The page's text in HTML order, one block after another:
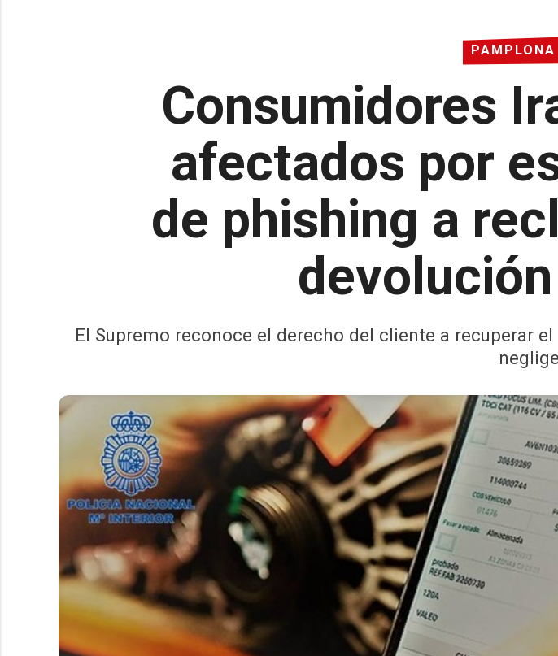
Consumidores
afectados por
de phishing a
El Supremo reconoce el derecho del cliente a recuperar